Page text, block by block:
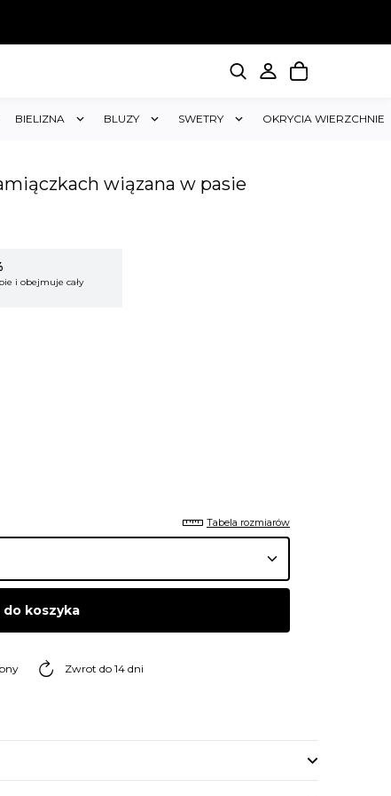
BIELIZNA BLUZY SWETRY OKRYCIA WIERZCHNIE
wiązana w pasie
i obejmuje cały
Tabela rozmiarów
do koszyka
Zwrot do 14 dni